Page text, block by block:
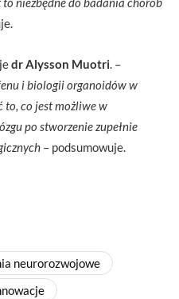
dr Alysson Muotri. –
i biologii organoidów w
to, co jest możliwe w
po stworzenie zupełnie
– podsumowuje.
neurorozwojowe